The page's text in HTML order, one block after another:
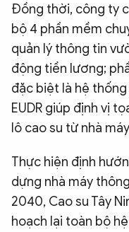
Đồng thời, công ty
bộ 4 phần mềm
quản lý thông tin
động tiền lương;
đặc biệt là hệ
EUDR giúp định vị
lô cao su từ nhà
Thực hiện định
dựng nhà máy
2040, Cao su Tây
hoạch lại toàn bộ